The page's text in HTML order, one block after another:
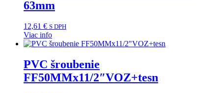
63mm
12,61 € S DPH
Viac info
PVC šroubenie
FF50MMx11/2″VOZ+tesn